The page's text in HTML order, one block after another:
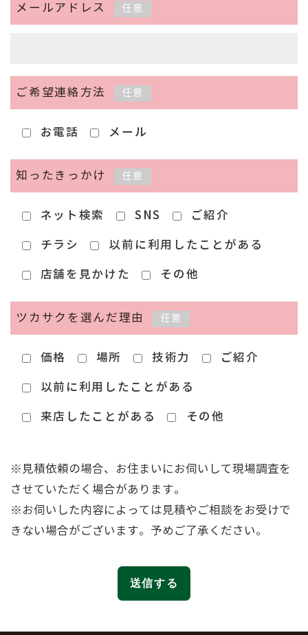
メールアドレス 任意
ご希望連絡方法 任意
お電話 メール
知ったきっかけ 任意
ネット検索 SNS
ご紹介
チラシ
以前に利用したことがある
店舗を見かけた
その他
ツカサクを選んだ理由 任意
価格 場所 技術力
ご紹介
以前に利用したことがある
来店したことがある
その他
※見積依頼の場合、お住まいにお伺いして現場調査を
させていただく場合があります。
※お伺いした内容によっては見積やご相談をお受けで
きない場合がございます。予めご了承ください。